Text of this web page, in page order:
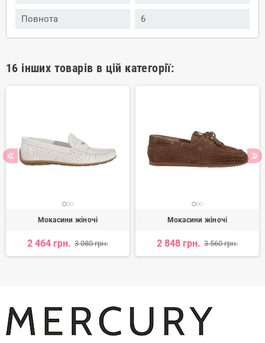
Повнота 6
16 інших товарів в цій категорії:
Мокасини жіночі
2 464 грн. 3 080 грн.
Мокасини жіночі
2 848 грн. 3 560 грн.